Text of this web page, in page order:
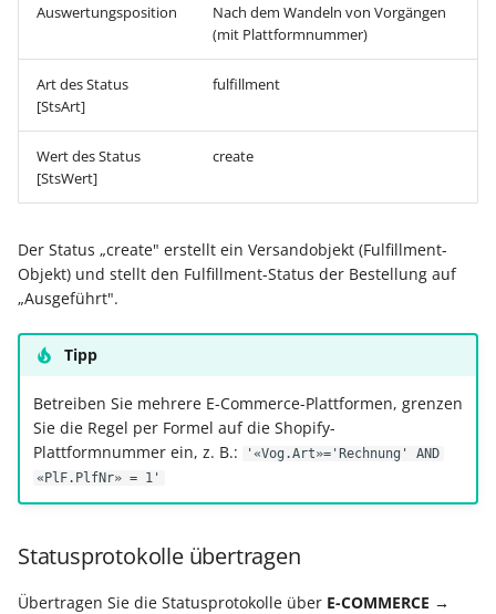
Auswertungsposition
Nach dem Wandeln von Vorgängen
(mit Plattformnummer)
Art des Status
[StsArt]
fulfillment
Wert des Status
[StsWert]
create
Der Status „create" erstellt ein Versandobjekt (Fulfillment-
Objekt) und stellt den Fulfillment-Status der Bestellung auf
„Ausgeführt".
Tipp
Betreiben Sie mehrere E-Commerce-Plattformen, grenzen
Sie die Regel per Formel auf die Shopify-
Plattformnummer ein, z. B.:
'«Vog.Art»='Rechnung' AND
«PlF.PlfNr» = 1'
Statusprotokolle übertragen
Übertragen Sie die Statusprotokolle über E-COMMERCE →